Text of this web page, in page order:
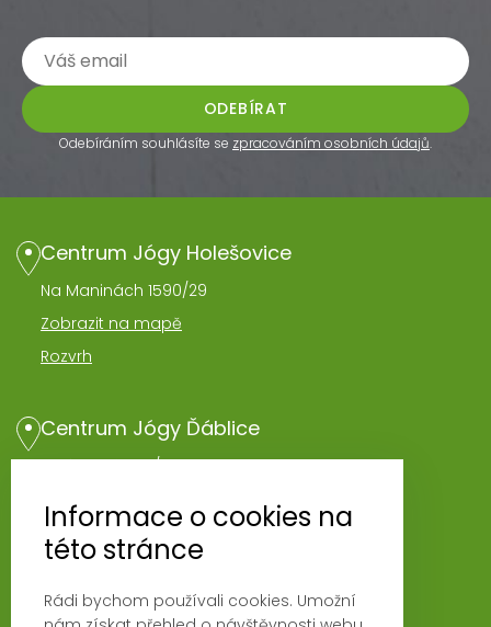
ODEBÍRAT
Odebíráním souhlásíte se zpracováním osobních údajů.
Centrum Jógy Holešovice
Na Maninách 1590/29
Zobrazit na mapě
Rozvrh
Centrum Jógy Ďáblice
Hořínecká 962/1
Zobrazit na mapě
Rozvrh
Novinky
Informace o cookies na
této stránce
Rádi bychom používali cookies. Umožní